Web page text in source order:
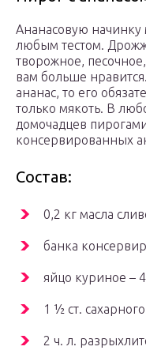
Ананасовую начинку
любым тестом.
творожное,
вам больше
ананас, то его
только мякоть. В
домочадцев
консервированных
Состав:
0,2 кг масла
банка
яйцо куриное –
1 ½ ст.
2 ч. л.